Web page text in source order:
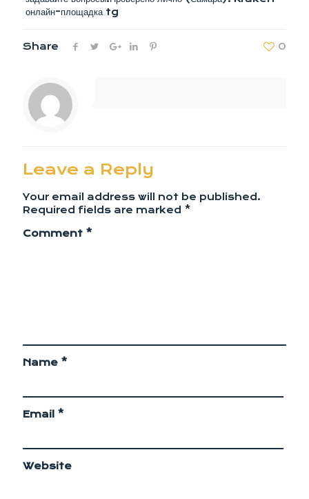
онлайн-площадка tg
Share 0
Leave a Reply
Your email address will not be published.
Required fields are marked *
Comment *
Name *
Email *
Website